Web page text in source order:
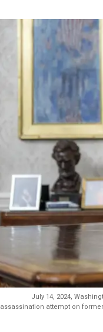
July 14, 2024,
assassination attempt on